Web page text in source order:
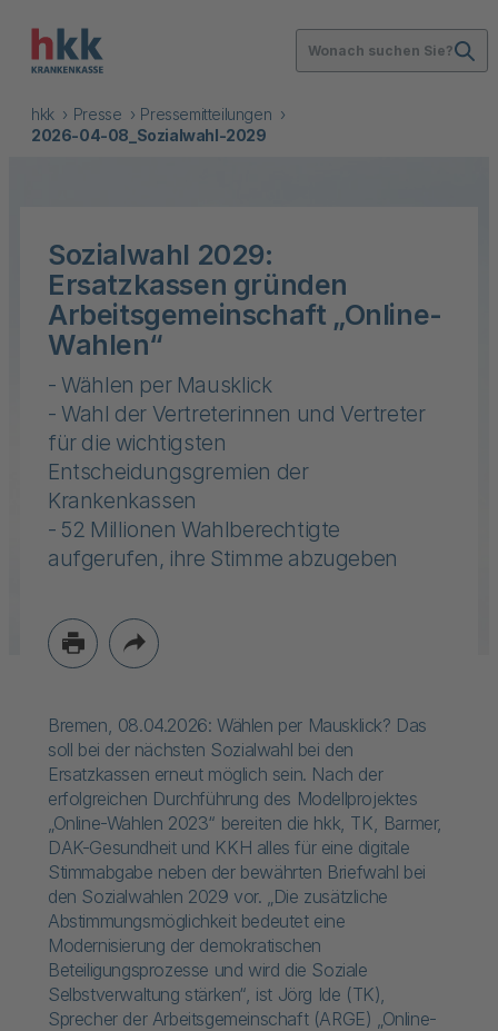
Wonach suchen Sie?
hkk Presse
Pressemitteilungen
2026-04-08_Sozialwahl-2029
Sozialwahl 2029:
Ersatzkassen gründen
Arbeitsgemeinschaft „Online-
Wahlen“
- Wählen per Mausklick
- Wahl der Vertreterinnen und Vertreter
für die wichtigsten
Entscheidungsgremien der
Krankenkassen
- 52 Millionen Wahlberechtigte
aufgerufen, ihre Stimme abzugeben
Bremen, 08.04.2026: Wählen per Mausklick? Das
soll bei der nächsten Sozialwahl bei den
Ersatzkassen erneut möglich sein. Nach der
erfolgreichen Durchführung des Modellprojektes
„Online-Wahlen 2023“ bereiten die hkk, TK, Barmer,
DAK-Gesundheit und KKH alles für eine digitale
Stimmabgabe neben der bewährten Briefwahl bei
den Sozialwahlen 2029 vor. „Die zusätzliche
Abstimmungsmöglichkeit bedeutet eine
Modernisierung der demokratischen
Beteiligungsprozesse und wird die Soziale
Selbstverwaltung stärken“, ist Jörg Ide (TK),
Sprecher der Arbeitsgemeinschaft (ARGE) „Online-